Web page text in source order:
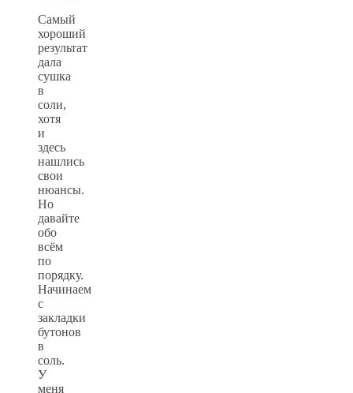
Самый
хороший
результат
дала
сушка
в
соли,
хотя
и
здесь
нашлись
свои
нюансы.
Но
давайте
обо
всём
по
порядку.
Начинаем
с
закладки
бутонов
в
соль.
У
меня